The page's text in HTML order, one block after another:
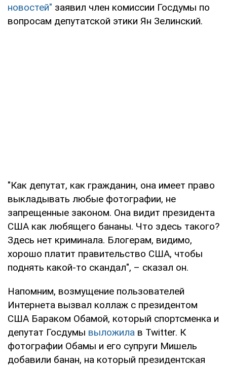
новостей" заявил член комиссии Госдумы по
вопросам депутатской этики Ян Зелинский.
"Как депутат, как гражданин, она имеет право
выкладывать любые фотографии, не
запрещенные законом. Она видит президента
США как любящего бананы. Что здесь такого?
Здесь нет криминала. Блогерам, видимо,
хорошо платит правительство США, чтобы
поднять какой-то скандал", – сказал он.
Напомним, возмущение пользователей
Интернета вызвал коллаж с президентом
США Бараком Обамой, который спортсменка и
депутат Госдумы выложила в Twitter. К
фотографии Обамы и его супруги Мишель
добавили банан, на который президентская